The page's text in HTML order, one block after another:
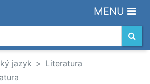
MENU
jazyk
Literatura